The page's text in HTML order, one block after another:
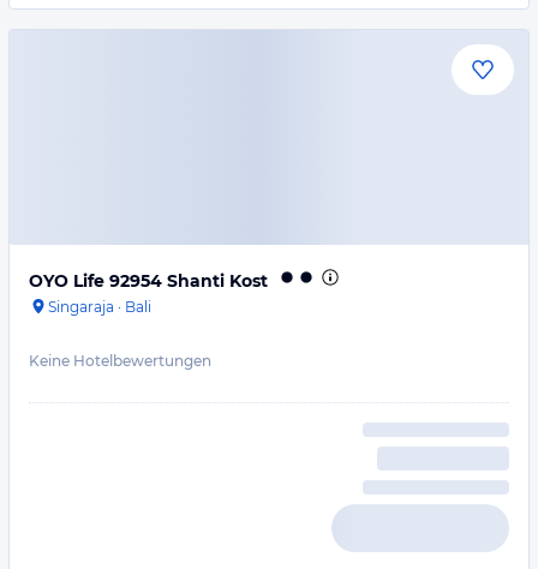
OYO Life 92954 Shanti Kost
Singaraja · Bali
Keine Hotelbewertungen